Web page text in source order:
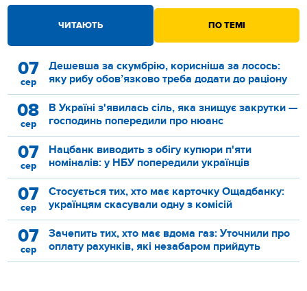
ЧИТАЮТЬ ПО ТЕМІ
07
сер
Дешевша за скумбрію, корисніша за лосось:
яку рибу обов’язково треба додати до раціону
08
сер
В Україні з'явилась сіль, яка знищує закрутки —
господинь попередили про нюанс
07
сер
Нацбанк виводить з обігу купюри п'яти
номіналів: у НБУ попередили українців
07
сер
Стосується тих, хто має карточку Ощадбанку:
українцям скасували одну з комісій
07
сер
Зачепить тих, хто має вдома газ: Уточнили про
оплату рахунків, які незабаром прийдуть